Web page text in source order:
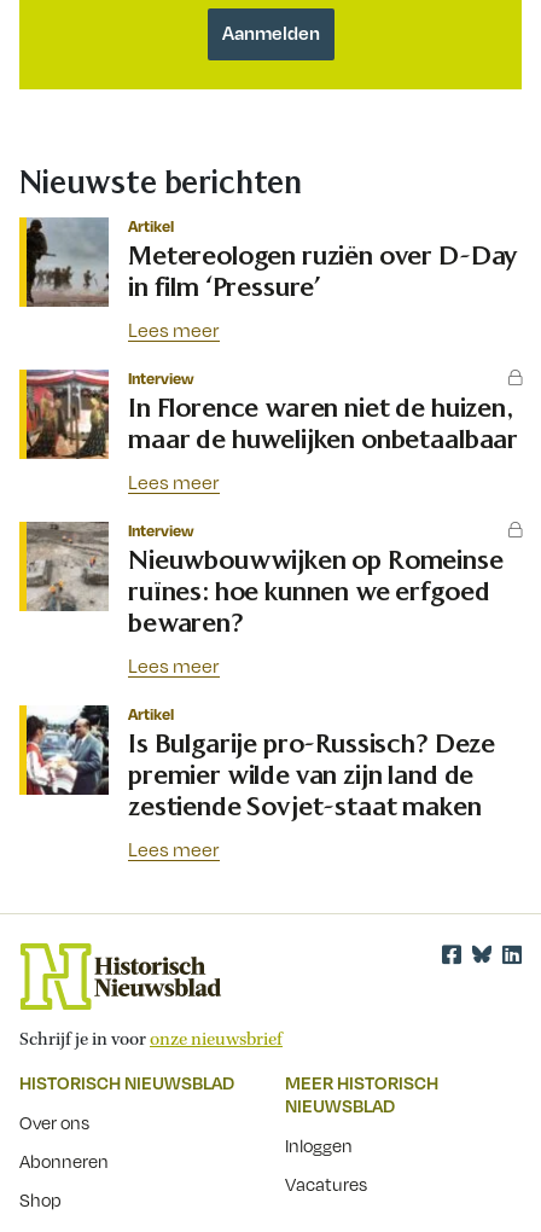
Nieuwste berichten
Artikel
Metereologen ruziën over D-Day
in film ‘Pressure’
Lees meer
Interview
In Florence waren niet de huizen,
maar de huwelijken onbetaalbaar
Lees meer
Interview
Nieuwbouwwijken op Romeinse
ruïnes: hoe kunnen we erfgoed
bewaren?
Lees meer
Artikel
Is Bulgarije pro-Russisch? Deze
premier wilde van zijn land de
zestiende Sovjet-staat maken
Lees meer
Schrijf je in vooronze nieuwsbrief
HISTORISCH NIEUWSBLAD
Over ons
Abonneren
Shop
MEER HISTORISCH
NIEUWSBLAD
Inloggen
Vacatures